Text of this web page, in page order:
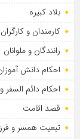
بلاد کبیره
کارمندان و
رانندگان و ملوانان
احکام دانش
احکام دائم
قصد اقامت
تبعیت همسر و